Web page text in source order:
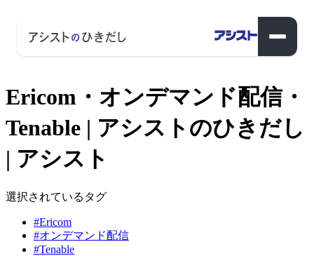
Ericom・オンデマンド配信・
Tenable | アシストのひきだし
| アシスト
選択されているタグ
#Ericom
#オンデマンド配信
#Tenable